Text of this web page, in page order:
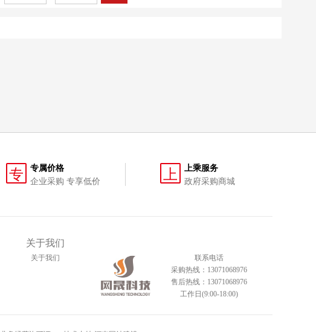
专
专属价格
企业采购 专享低价
上
上乘服务
政府采购商城
关于我们
关于我们
联系电话
采购热线：13071068976
售后热线：13071068976
工作日(9:00-18:00)